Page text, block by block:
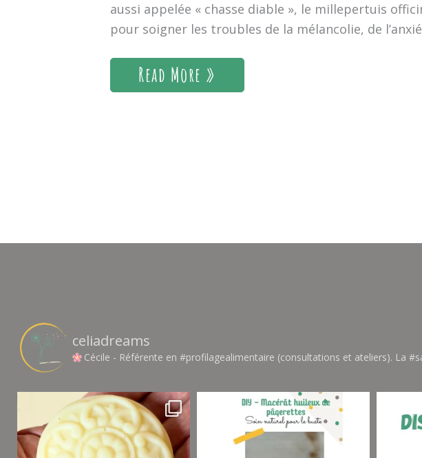
aussi appelée « chasse diable », le millepertuis
pour soigner les troubles de la mélancolie, de
Read More »
celiadreams
Cécile - Référente en #profilagealimentaire (consultations et ateliers). La